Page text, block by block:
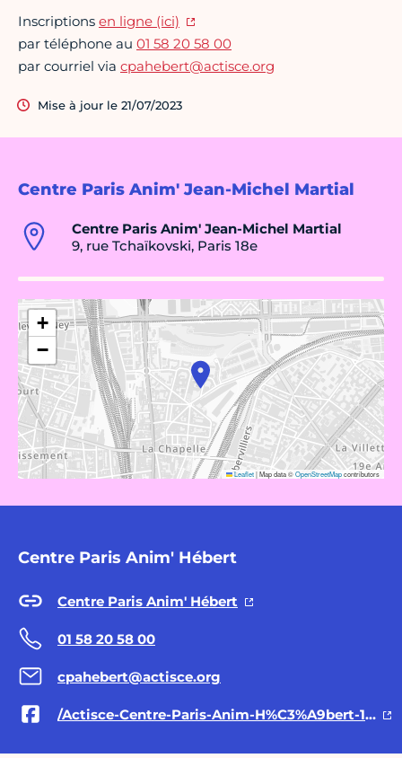
Centre Paris Anim' Jean-Michel Martial
Centre Paris Anim' Jean-Michel Martial
9, rue Tchaïkovski, Paris 18e
+
−
Leaflet|Map data ©OpenStreetMapcontributors
Centre Paris Anim' Hébert
Centre Paris Anim' Hébert
01 58 20 58 00
cpahebert@actisce.org
/Actisce-Centre-Paris-Anim-H%C3%A9bert-109619928292447/
Inscriptions en ligne (ici)
par téléphone au 01 58 20 58 00
par courriel via cpahebert@actisce.org
Mise à jour le 21/07/2023